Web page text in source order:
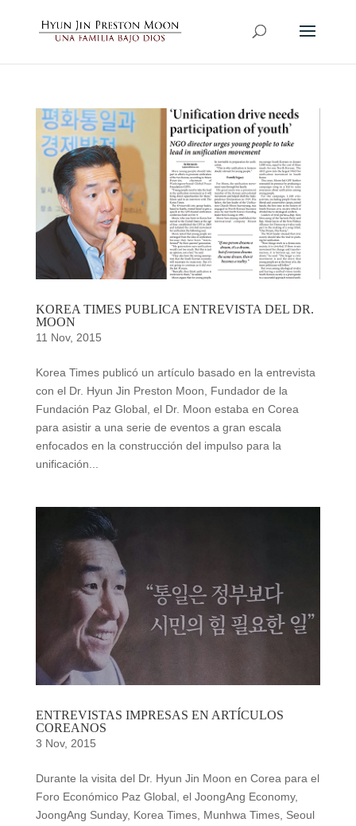
KOREA TIMES PUBLICA ENTREVISTA DEL DR.
MOON
11 Nov, 2015
Korea Times publicó un artículo basado en la entrevista
con el Dr. Hyun Jin Preston Moon, Fundador de la
Fundación Paz Global, el Dr. Moon estaba en Corea
para asistir a una serie de eventos a gran escala
enfocados en la construcción del impulso para la
unificación...
ENTREVISTAS IMPRESAS EN ARTÍCULOS
COREANOS
3 Nov, 2015
Durante la visita del Dr. Hyun Jin Moon en Corea para el
Foro Económico Paz Global, el JoongAng Economy,
JoongAng Sunday, Korea Times, Munhwa Times, Seoul